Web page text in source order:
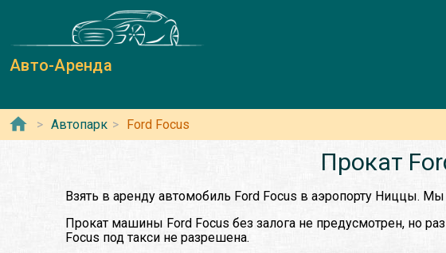
Авто-Аренда
Автопарк Ford Focus
Прокат
Взять в аренду автомобиль Ford Focus в аэропорту Ниццы.
Прокат машины Ford Focus без залога не предусмотрен, но
Focus под такси не разрешена.